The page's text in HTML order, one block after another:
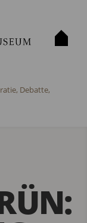
Debatte,